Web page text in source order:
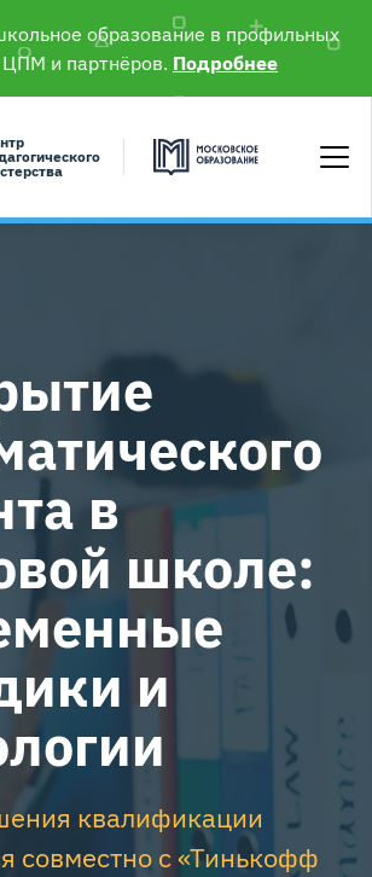
образование в профильных
ЦПМ и партнёров. Подробнее
в
школе:
и
квалификации
совместно с «Тинькофф